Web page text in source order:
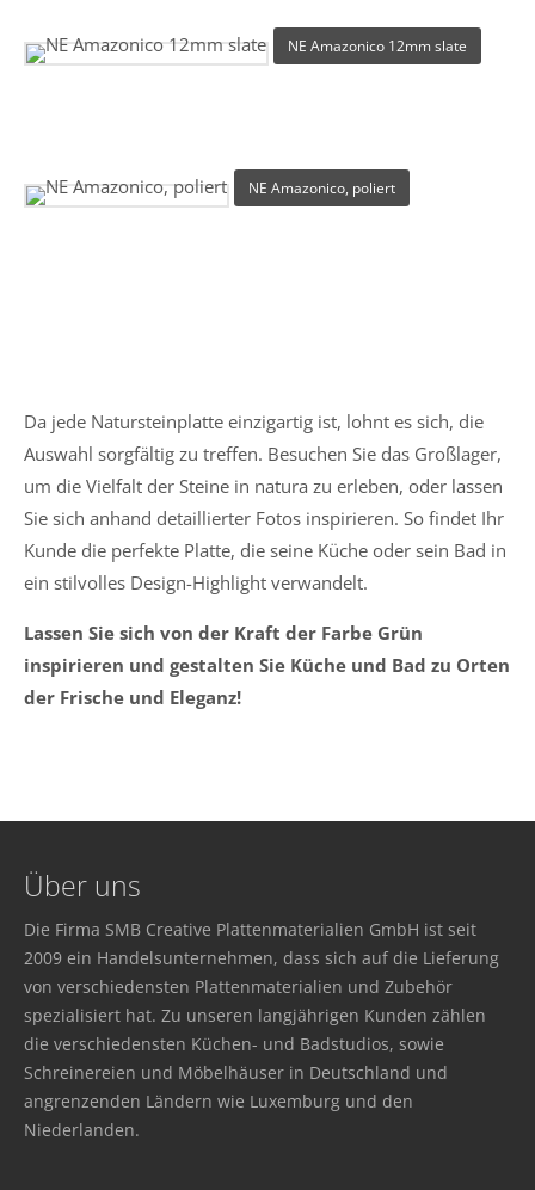
NE Amazonico 12mm slate
NE Amazonico, poliert
Da jede Natursteinplatte einzigartig ist, lohnt es sich, die
Auswahl sorgfältig zu treffen. Besuchen Sie das Großlager,
um die Vielfalt der Steine in natura zu erleben, oder lassen
Sie sich anhand detaillierter Fotos inspirieren. So findet Ihr
Kunde die perfekte Platte, die seine Küche oder sein Bad in
ein stilvolles Design-Highlight verwandelt.
Lassen Sie sich von der Kraft der Farbe Grün
inspirieren und gestalten Sie Küche und Bad zu Orten
der Frische und Eleganz!
Über uns
Die Firma SMB Creative Plattenmaterialien GmbH ist seit
2009 ein Handelsunternehmen, dass sich auf die Lieferung
von verschiedensten Plattenmaterialien und Zubehör
spezialisiert hat. Zu unseren langjährigen Kunden zählen
die verschiedensten Küchen- und Badstudios, sowie
Schreinereien und Möbelhäuser in Deutschland und
angrenzenden Ländern wie Luxemburg und den
Niederlanden.